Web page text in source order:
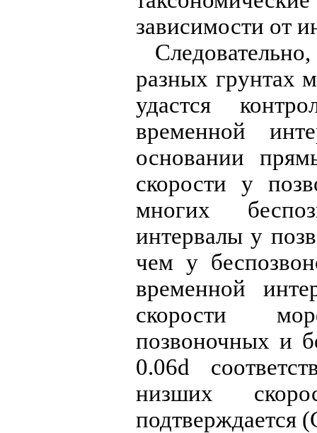
зависимости от
разных грунтах
удастся
временной
основании
скорости у
многих
интервалы у
чем у
временной
скорости
позвоночных и
0.06d
низших
подтверждается